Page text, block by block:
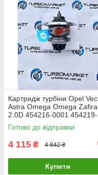
Картридж турбіни Opel
Astra Omega Omega Zafira
2.0D 454216-0001 454219-
0002 454219-0005
Готово до відправки
4 115 ₴ 4 842 ₴
Купити